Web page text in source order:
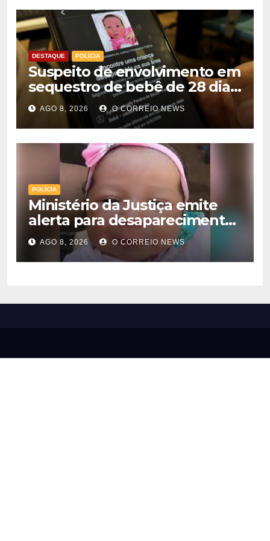
DESTAQUE POLÍCIA
Suspeito de envolvimento em
sequestro de bebê de 28 dias
é preso na Capital
AGO 8, 2026 O CORREIO NEWS
POLÍCIA
Ministério da Justiça emite
alerta para desaparecimento
de bebê de 28 dias em MS;
polícia apura suposto
sequestro
AGO 8, 2026 O CORREIO NEWS